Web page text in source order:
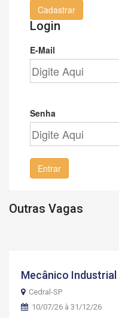
Cadastrar
Login
E-Mail
Senha
Entrar
Outras Vagas
Mecânico Industrial
Cedral-SP
10/07/26 à 31/12/26